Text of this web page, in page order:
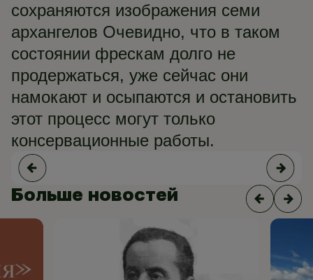
сохраняются изображения семи
архангелов Очевидно, что в таком
состоянии фрескам долго не
продержаться, уже сейчас они
намокают и осыпаются и остановить
этот процесс могут только
консервационные работы.
Больше новостей